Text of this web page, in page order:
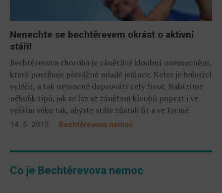
Nenechte se bechtěrevem okrást o aktivní
stáří!
Bechtěrevova choroba je zánětlivé kloubní onemocnění,
které postihuje převážně mladé jedince. Nelze je bohužel
vyléčit, a tak nemocné doprovází celý život. Nabízíme
několik tipů, jak se lze se zánětem kloubů poprat i ve
vyšším věku tak, abyste stále zůstali fit a ve formě.
14. 5. 2015 Bechtěrevova nemoc
Co je Bechtěrevova nemoc